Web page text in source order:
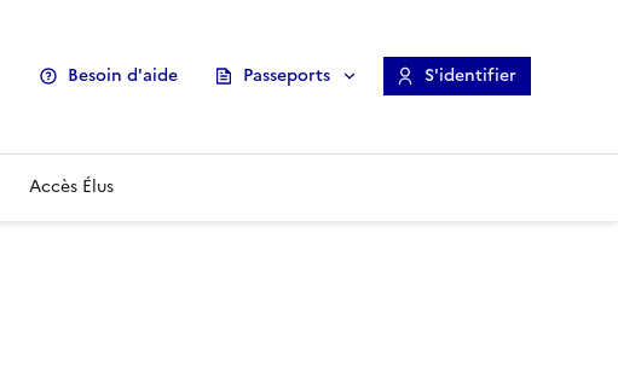
Besoin d'aide Passeports S'identifier
Accès Élus